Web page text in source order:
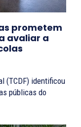
prometem
avaliar a
(TCDF) identificou
públicas do